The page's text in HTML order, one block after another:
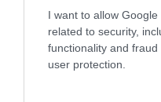
I want to allow
related to security,
functionality and
user protection.